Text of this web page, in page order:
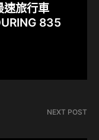
速旅行車
835
NEXT POST